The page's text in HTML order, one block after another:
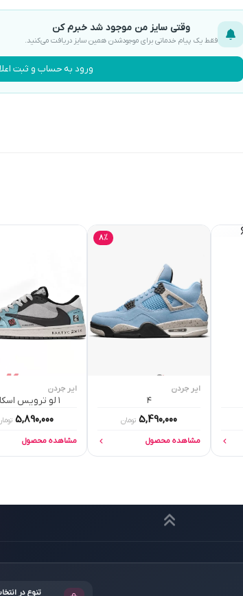
وقتی سایز من موجود شد خبرم کن
فقط یک پیام خدماتی برای موجودشدن همین سایز دریافت می‌کنید.
ورود به حساب و ثبت
8٪
ایر جردن
۴
5,490,000 تومان
مشاهده محصول
ایر جردن
۱ لو ترویس اسکات
5,890,000
مشاهده محصول
تنوع در